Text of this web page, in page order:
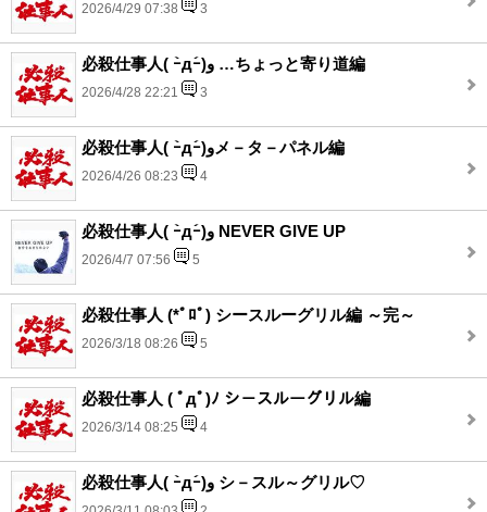
2026/4/29 07:38 3
必殺仕事人( ｰ̀дｰ́)و …ちょっと寄り道編
2026/4/28 22:21 3
必殺仕事人( ｰ̀дｰ́)وメ－タ－パネル編
2026/4/26 08:23 4
必殺仕事人( ｰ̀дｰ́)و NEVER GIVE UP
2026/4/7 07:56 5
必殺仕事人 (*ﾟﾛﾟ) シースルーグリル編 ～完～
2026/3/18 08:26 5
必殺仕事人 ( ﾟдﾟ)ﾉ シ－スルーグリル編
2026/3/14 08:25 4
必殺仕事人( ｰ̀дｰ́)و シ－スル～グリル♡